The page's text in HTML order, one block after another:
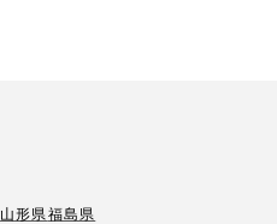
山形県福島県